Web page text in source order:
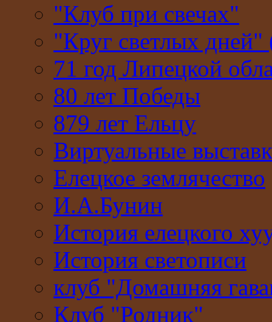
"Клуб при свечах"
"Круг светлых
71 год Липецкой
80 лет Победы
879 лет Ельцу
Виртуальные
Елецкое землячество
И.А.Бунин
История елецкого
История светописи
клуб "Домашняя
Клуб "Родник"